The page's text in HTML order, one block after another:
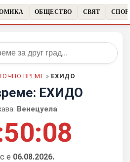
ОБЩЕСТВО СВЯТ
ВРЕМЕ » ЕХИДО
ЕХИДО
Венецуела
е 06.08.2026.